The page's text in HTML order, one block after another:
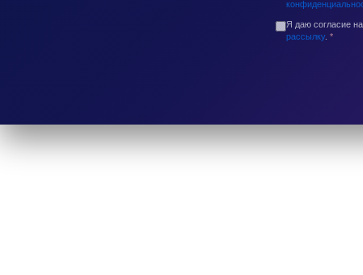
Я даю согласие
рассылку. *